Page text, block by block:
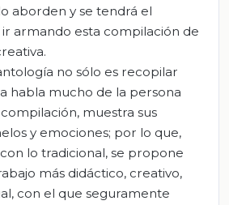
aborden y se tendrá el
armando esta compilación de
no sólo es recopilar
habla mucho de la persona
muestra sus
y emociones; por lo que,
lo tradicional, se propone
más didáctico, creativo,
con el que seguramente